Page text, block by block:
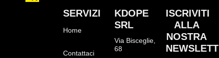
SERVIZI
Home
Contattaci
KDOPE
SRL
Via Bisceglie,
68
ISCRIVITI
ALLA
NOSTRA